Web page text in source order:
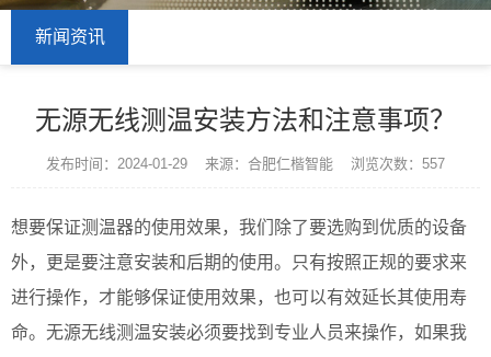
新闻资讯
无源无线测温安装方法和注意事项？
发布时间：2024-01-29 来源：合肥仁楷智能 浏览次数：557
想要保证测温器的使用效果，我们除了要选购到优质的设备
外，更是要注意安装和后期的使用。只有按照正规的要求来
进行操作，才能够保证使用效果，也可以有效延长其使用寿
命。无源无线测温安装必须要找到专业人员来操作，如果我